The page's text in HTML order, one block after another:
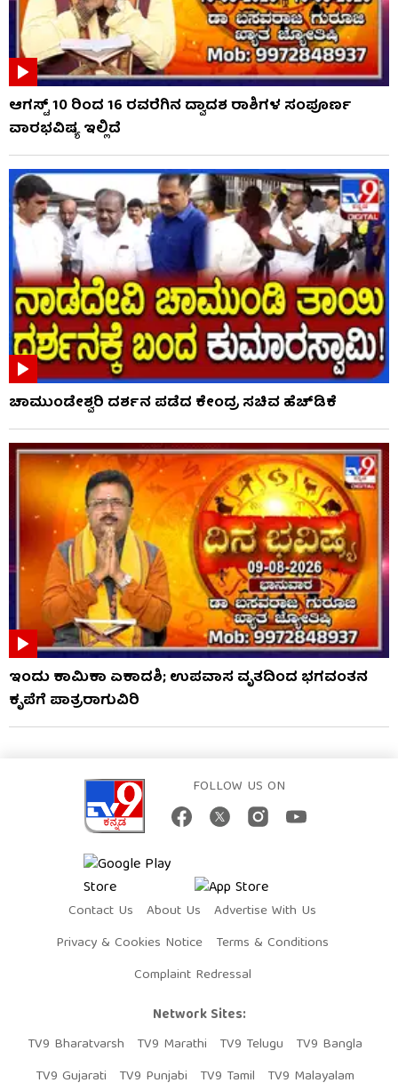
ಆಗಸ್ಟ್ 10 ರಿಂದ 16 ರವರೆಗಿನ ದ್ವಾದಶ ರಾಶಿಗಳ ಸಂಪೂರ್ಣ
ವಾರಭವಿಷ್ಯ ಇಲ್ಲಿದೆ
ಚಾಮುಂಡೇಶ್ವರಿ ದರ್ಶನ ಪಡೆದ ಕೇಂದ್ರ ಸಚಿವ ಹೆಚ್​​ಡಿಕೆ
ಇಂದು ಕಾಮಿಕಾ ಏಕಾದಶಿ; ಉಪವಾಸ ವೃತದಿಂದ ಭಗವಂತನ
ಕೃಪೆಗೆ ಪಾತ್ರರಾಗುವಿರಿ
FOLLOW US ON
Contact Us About Us
Advertise With Us
Privacy & Cookies Notice
Terms & Conditions
Complaint Redressal
Network Sites:
TV9 Bharatvarsh
TV9 Marathi TV9 Telugu
TV9 Bangla
TV9 Gujarati
TV9 Punjabi TV9 Tamil TV9 Malayalam